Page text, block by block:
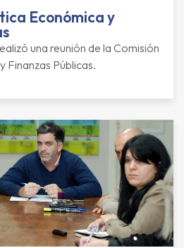
Económica y
una reunión de la Comisión
Finanzas Públicas.